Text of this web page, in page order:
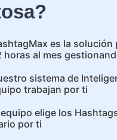
es la solución
horas al mes
sistema de
trabajan por ti
equipo elige los
por ti